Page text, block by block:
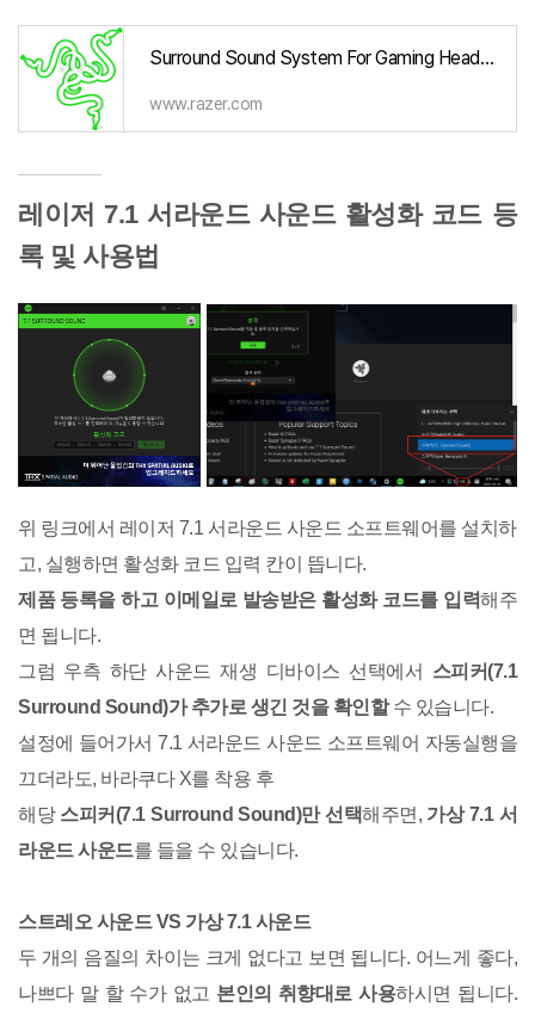
Surround Sound System For Gaming Headset | 7.1 Surround Sound 🔊
www.razer.com
레이저 7.1 서라운드 사운드 활성화 코드 등
록 및 사용법
위 링크에서 레이저 7.1 서라운드 사운드 소프트웨어를 설치하
고, 실행하면 활성화 코드 입력 칸이 뜹니다.
제품 등록을 하고 이메일로 발송받은 활성화 코드를 입력해주
면 됩니다.
그럼 우측 하단 사운드 재생 디바이스 선택에서 스피커(7.1
Surround Sound)가 추가로 생긴 것을 확인할수 있습니다.
설정에 들어가서 7.1 서라운드 사운드 소프트웨어 자동실행을
끄더라도, 바라쿠다 X를 착용 후
해당 스피커(7.1 Surround Sound)만 선택해주면, 가상 7.1 서
라운드 사운드를 들을 수 있습니다.
스트레오 사운드 VS 가상 7.1 사운드
두 개의 음질의 차이는 크게 없다고 보면 됩니다. 어느게 좋다,
나쁘다 말 할 수가 없고 본인의 취향대로 사용하시면 됩니다.